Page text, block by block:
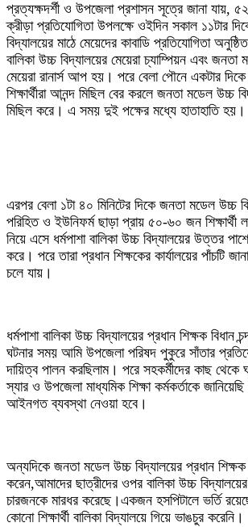
প্রত্যক্ষদর্শী ও উপজেলা প্রশাসন সূত্রে জানা যায়,
ক্রীড়া প্রতিযোগিতা উপলক্ষে ওইদিন সকাল ১১টার
বিদ্যালয়ের মাঠে মেয়েদের কাবাডি প্রতিযোগিতা
বালিকা উচ্চ বিদ্যালয়ের মেয়েরা চ্যাম্পিয়ন এবং জনতা
মেয়েরা রানার্স আপ হয়। পরে বেলা পৌনে একটার দিকে
শিক্ষার্থীরা আনন্দ মিছিল বের করলে জনতা মডেল উচ্চ
মিছিল করে। এ সময় দুই পক্ষের মধ্যে হাতাহাতি হয়।
এরপর বেলা ১টা ৪০ মিনিটের দিকে জনতা মডেল উচ্চ
পরিহিত ও ইউনিফর্ম ছাড়া প্রায় ৫০-৬০ জন শিক্ষার্থী
নিয়ে এসে ধর্মপাশা বালিকা উচ্চ বিদ্যালয়ের উত্তর
করে। পরে তারা প্রধান শিক্ষকের কার্যালয়ের পাঁচটি
চলে যায়।
ধর্মপাশা বালিকা উচ্চ বিদ্যালয়ের প্রধান শিক্ষক বিধান
ঘটনার সময় আমি উপজেলা পরিষদ পুকুরে সাঁতার
দায়িত্ব পালন করছিলাম। পরে সহকর্মীদের কাছ থেকে
স্যার ও উপজেলা মাধ্যমিক শিক্ষা কর্মকর্তাকে
আইনগত ব্যবস্থা নেওয়া হবে।
অন্যদিকে জনতা মডেল উচ্চ বিদ্যালয়ের প্রধান শিক্ষক
করেন,আমাদের ছাত্রীদের ওপর বালিকা উচ্চ বিদ্যালয়ের
চারজনকে মারধর করেছে।একজন হসপিটালে ভর্তি
কোনো শিক্ষার্থী বালিকা বিদ্যালয়ে গিয়ে ভাঙচুর করেনি।